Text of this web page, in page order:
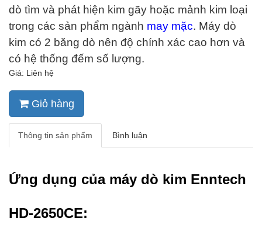
dò tìm và phát hiện kim gãy hoặc mảnh kim loại
trong các sản phẩm ngành may mặc. Máy dò
kim có 2 băng dò nên độ chính xác cao hơn và
có hệ thống đếm số lượng.
Giá: Liên hệ
Giỏ hàng
Thông tin sản phẩm Bình luận
Ứng dụng của máy dò kim Enntech
HD-2650CE: